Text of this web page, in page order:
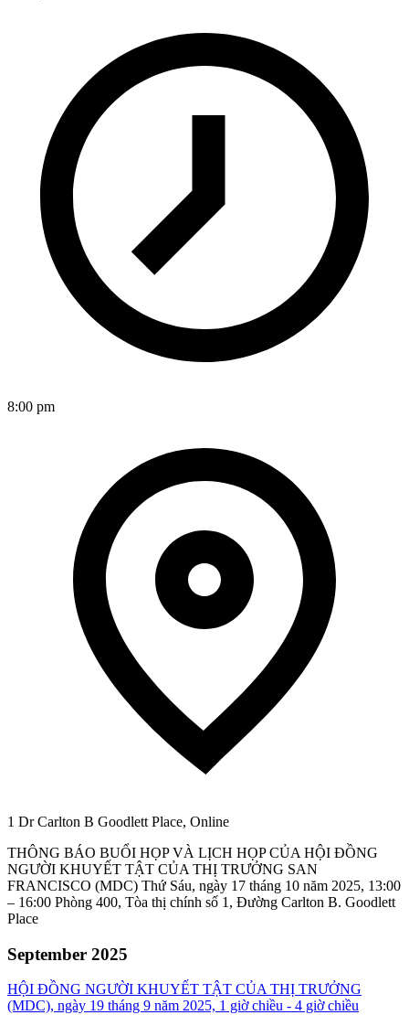
8:00 pm
1 Dr Carlton B Goodlett Place, Online
THÔNG BÁO BUỔI HỌP VÀ LỊCH HỌP CỦA HỘI ĐỒNG
NGƯỜI KHUYẾT TẬT CỦA THỊ TRƯỞNG SAN
FRANCISCO (MDC) Thứ Sáu, ngày 17 tháng 10 năm 2025, 13:00
– 16:00 Phòng 400, Tòa thị chính số 1, Đường Carlton B. Goodlett
Place
September 2025
HỘI ĐỒNG NGƯỜI KHUYẾT TẬT CỦA THỊ TRƯỞNG
(MDC), ngày 19 tháng 9 năm 2025, 1 giờ chiều - 4 giờ chiều